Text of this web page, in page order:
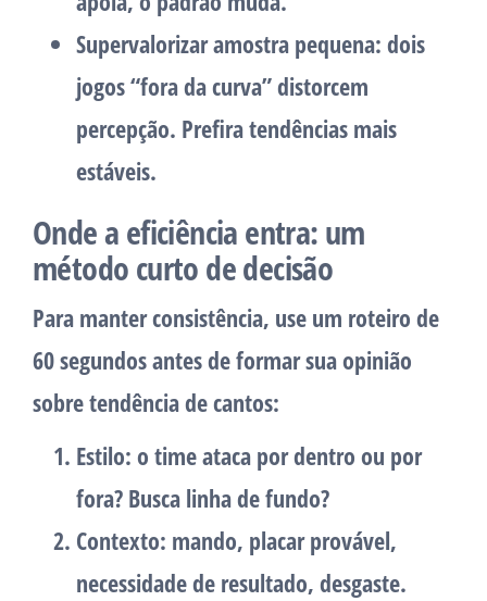
Supervalorizar amostra pequena: dois
jogos “fora da curva” distorcem
percepção. Prefira tendências mais
estáveis.
Onde a eficiência entra: um
método curto de decisão
Para manter consistência, use um roteiro de
60 segundos antes de formar sua opinião
sobre tendência de cantos:
Estilo: o time ataca por dentro ou por
fora? Busca linha de fundo?
Contexto: mando, placar provável,
necessidade de resultado, desgaste.